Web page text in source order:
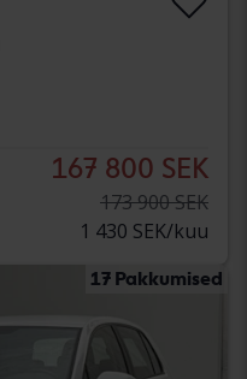
167 800 SEK
173 900 SEK
1 430 SEK/kuu
17 Pakkumised